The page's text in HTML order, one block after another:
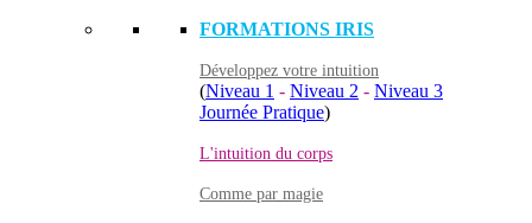
FORMATIONS IRIS
Développez votre intuition
(Niveau 1 - Niveau 2 - Niveau 3
Journée Pratique)
L'intuition du corps
Comme par magie